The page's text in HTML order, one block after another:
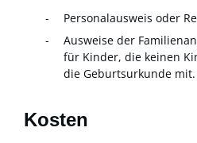
Personalausweis oder
Ausweise der
für Kinder, die keinen
die Geburtsurkunde mit.
Kosten